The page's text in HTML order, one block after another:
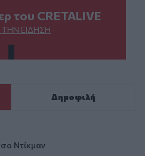
του CRETALIVE
ΤΗΝ ΕΊΔΗΣΗ
Δημοφιλή
Ντίκμαν